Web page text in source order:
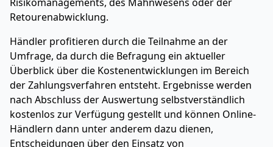
Retourenabwicklung.
Händler profitieren durch die Teilnahme an der
Umfrage, da durch die Befragung ein aktueller
Überblick über die Kostenentwicklungen im Bereich
der Zahlungsverfahren entsteht. Ergebnisse werden
nach Abschluss der Auswertung selbstverständlich
kostenlos zur Verfügung gestellt und können Online-
Händlern dann unter anderem dazu dienen,
Entscheidungen über den Einsatz von